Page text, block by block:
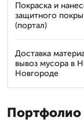
Покраска и
защитного
(портал)
Доставка
вывоз мусора в
Новгороде
Портфолио